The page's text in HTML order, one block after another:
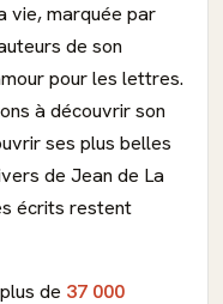
vie, marquée par
de son
pour les lettres.
à découvrir son
ses plus belles
de Jean de La
écrits restent
de 37 000